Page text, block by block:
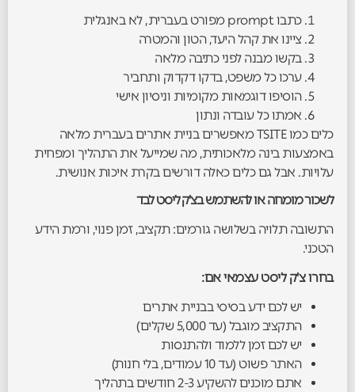
כתבו prompt מפורט בעברית, לא באנגלית
ציינו את קהל היעד, הטון והמטרה
בקשו מבנה לפני כתיבה מלאה
ערכו כל משפט, בדקו דקדוק ותחביר
הוסיפו דוגמאות מקומיות וניסיון אישי
אמתו כל עובדה ונתון
כלים כמו TSITE מאפשרים בניית אתרים בעברית מלאה
באמצעות בינה מלאכותית, מה שמייעל את התהליך ומפחית
עלויות. אבל גם כלים כאלה דורשים בקרת איכות אנושית.
לשכור מומחה או להשתמש בצ'ק ליסט לבד
התשובה תלויה בשלושה גורמים: תקציב, זמן פנוי, ורמת הידע
הטכני.
בחרו צ'ק ליסט עצמאי אם:
יש לכם ידע בסיסי בבניית אתרים
התקציב מוגבל (עד 5,000 שקלים)
יש לכם זמן ללמוד ולהתנסות
האתר פשוט (עד 10 עמודים, בלי חנות)
אתם מוכנים להשקיע 2-3 חודשים בתהליך